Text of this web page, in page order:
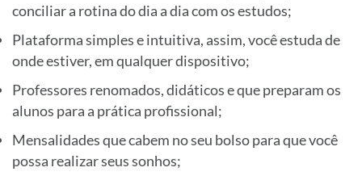
conciliar a rotina do dia a dia com os estudos;
Plataforma simples e intuitiva, assim, você estuda de
onde estiver, em qualquer dispositivo;
Professores renomados, didáticos e que preparam os
alunos para a prática profissional;
Mensalidades que cabem no seu bolso para que você
possa realizar seus sonhos;